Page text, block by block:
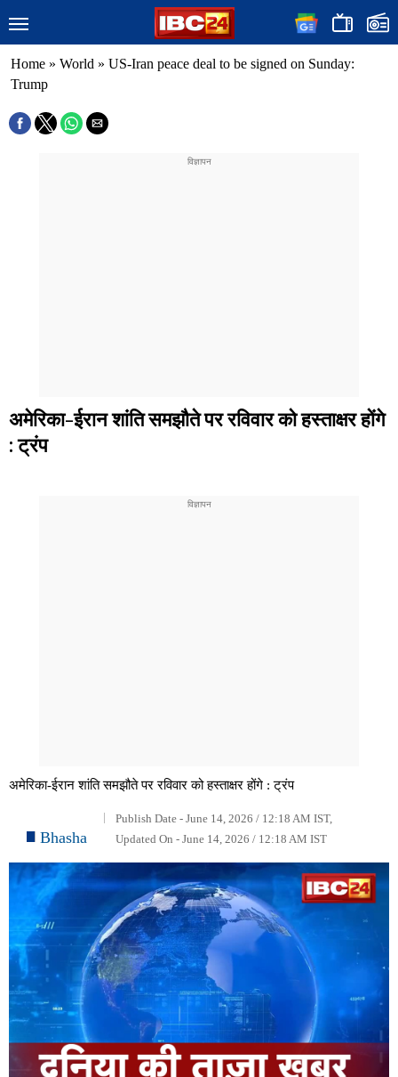
Home » World » US-Iran peace deal to be signed on Sunday:
Trump
अमेरिका-ईरान शांति समझौते पर रविवार को हस्ताक्षर होंगे
: ट्रंप
अमेरिका-ईरान शांति समझौते पर रविवार को हस्ताक्षर होंगे : ट्रंप
Bhasha
Publish Date - June 14, 2026 / 12:18 AM IST,
Updated On - June 14, 2026 / 12:18 AM IST